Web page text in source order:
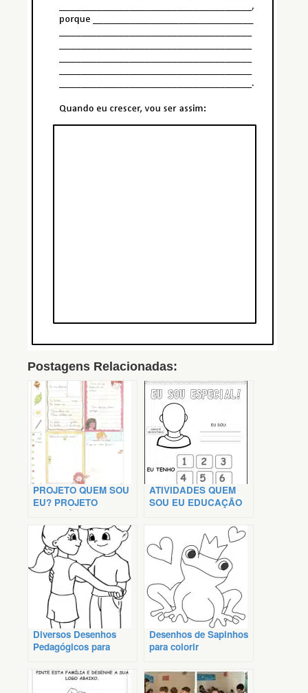
Postagens Relacionadas:
PROJETO QUEM SOU
EU? PROJETO
PEDAGÓGICO
IDENTIDADE E
AUTONOMIA
ATIVIDADES QUEM
SOU EU EDUCAÇÃO
Diversos Desenhos
Pedagógicos para
Desenhos de Sapinhos
para colorir